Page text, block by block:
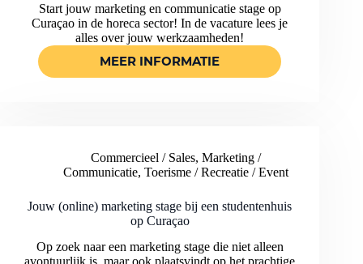
Start jouw marketing en communicatie stage op
Curaçao in de horeca sector! In de vacature lees je
alles over jouw werkzaamheden!
MEER INFORMATIE
START
JOUW
OP
CURAÇAO
DE
HORECA
EVENT
Commercieel / Sales,Marketing /
Communicatie,Toerisme / Recreatie / Event
Jouw (online) marketing stage bij een studentenhuis
op Curaçao
Op zoek naar een marketing stage die niet alleen